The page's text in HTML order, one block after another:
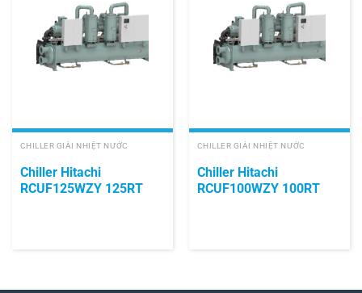
CHILLER GIẢI NHIỆT NƯỚC
Chiller Hitachi
RCUF125WZY 125RT
CHILLER GIẢI NHIỆT NƯỚC
Chiller Hitachi
RCUF100WZY 100RT